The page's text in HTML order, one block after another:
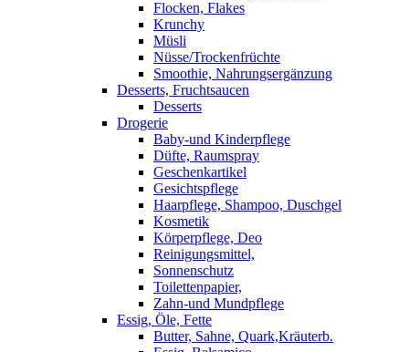
Flocken, Flakes
Krunchy
Müsli
Nüsse/Trockenfrüchte
Smoothie, Nahrungsergänzung
Desserts, Fruchtsaucen
Desserts
Drogerie
Baby-und Kinderpflege
Düfte, Raumspray
Geschenkartikel
Gesichtspflege
Haarpflege, Shampoo, Duschgel
Kosmetik
Körperpflege, Deo
Reinigungsmittel,
Sonnenschutz
Toilettenpapier,
Zahn-und Mundpflege
Essig, Öle, Fette
Butter, Sahne, Quark,Kräuterb.